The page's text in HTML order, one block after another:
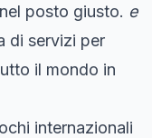
posto giusto. e
di servizi per
il mondo in
internazionali